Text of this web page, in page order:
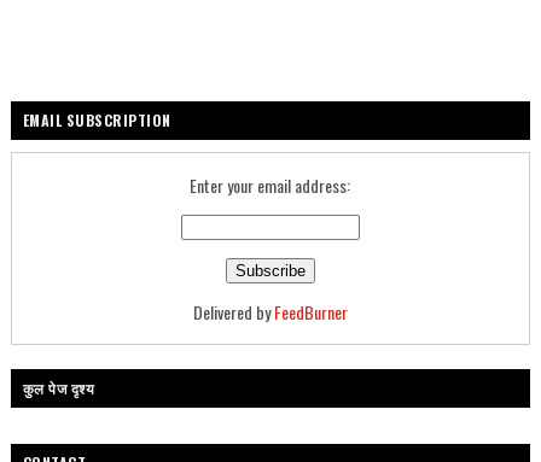
EMAIL SUBSCRIPTION
Enter your email address:
Delivered byFeedBurner
कुल पेज दृश्य